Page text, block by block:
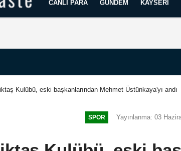
Dinle
CANLI PARA GÜNDEM KAYSERI
Kulübü, eski başkanlarından Mehmet Üstünkaya'yı andı
SPOR Yayınlanma: 03